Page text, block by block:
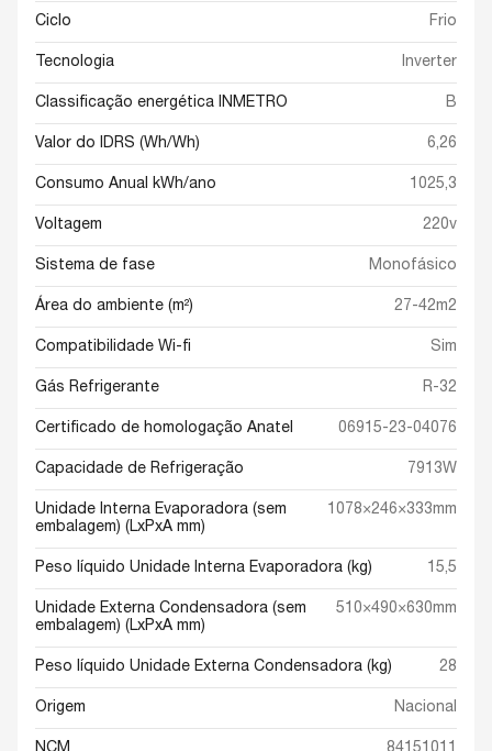
Ciclo Frio
Tecnologia Inverter
Classificação energética INMETRO B
Valor do IDRS (Wh/Wh) 6,26
Consumo Anual kWh/ano 1025,3
Voltagem 220v
Sistema de fase Monofásico
Área do ambiente (m²) 27-42m2
Compatibilidade Wi-fi Sim
Gás Refrigerante R-32
Certificado de homologação Anatel 06915-23-04076
Capacidade de Refrigeração 7913W
Unidade Interna Evaporadora (sem
embalagem) (LxPxA mm)
1078×246×333mm
Peso líquido Unidade Interna Evaporadora (kg) 15,5
Unidade Externa Condensadora (sem
embalagem) (LxPxA mm)
510×490×630mm
Peso líquido Unidade Externa Condensadora (kg) 28
Origem Nacional